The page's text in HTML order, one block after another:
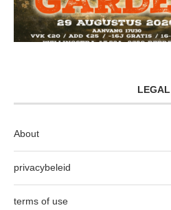
LEGAL
About
privacybeleid
terms of use